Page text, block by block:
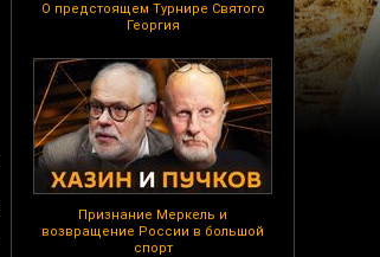
О предстоящем Турнире Святого
Георгия
Признание Меркель и
возвращение России в большой
спорт